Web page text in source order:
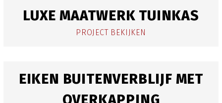
LUXE MAATWERK TUINKAS
PROJECT BEKIJKEN
EIKEN BUITENVERBLIJF MET